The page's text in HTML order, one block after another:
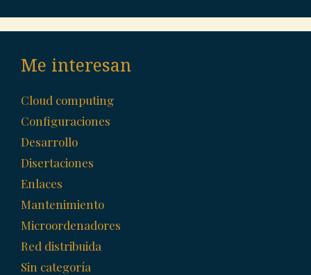
Me interesan
Cloud computing
Configuraciones
Desarrollo
Disertaciones
Enlaces
Mantenimiento
Microordenadores
Red distribuida
Sin categoría